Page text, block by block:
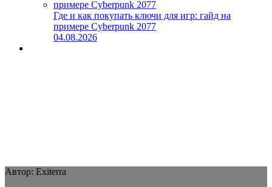
Где и как покупать ключи для игр: гайд на
примере Cyberpunk 2077
04.08.2026
Автор: Exiterra